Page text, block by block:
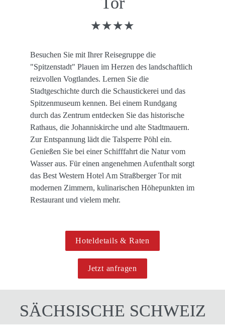
★★★★
Besuchen Sie mit Ihrer Reisegruppe die
"Spitzenstadt" Plauen im Herzen des landschaftlich
reizvollen Vogtlandes. Lernen Sie die
Stadtgeschichte durch die Schaustickerei und das
Spitzenmuseum kennen. Bei einem Rundgang
durch das Zentrum entdecken Sie das historische
Rathaus, die Johannis­kirche und alte Stadtmauern.
Zur Entspannung lädt die Talsperre Pöhl ein.
Genießen Sie bei einer Schifffahrt die Natur vom
Wasser aus. Für einen angenehmen Aufenthalt sorgt
das Best Western Hotel Am Straßberger Tor mit
modernen Zimmern, kulinarischen Höhepunkten im
Restaurant und vielem mehr.
Hoteldetails & Raten
Jetzt anfragen
SÄCHSISCHE SCHWEIZ